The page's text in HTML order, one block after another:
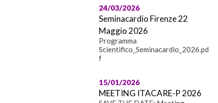
dell'Investigator Meeting di
Bologna del 28 e 29 aprile 2026
per poi attivare il registro di
studio
24/03/2026
Seminacardio Firenze 22
Maggio 2026
Programma
Scientifico_Seminacardio_2026.pd
f
15/01/2026
MEETING ITACARE-P 2026